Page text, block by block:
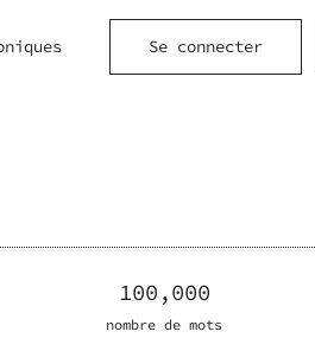
Se connecter
100,000
nombre de mots